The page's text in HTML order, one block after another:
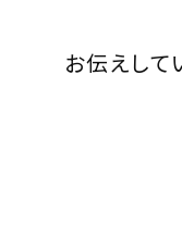
お伝えして